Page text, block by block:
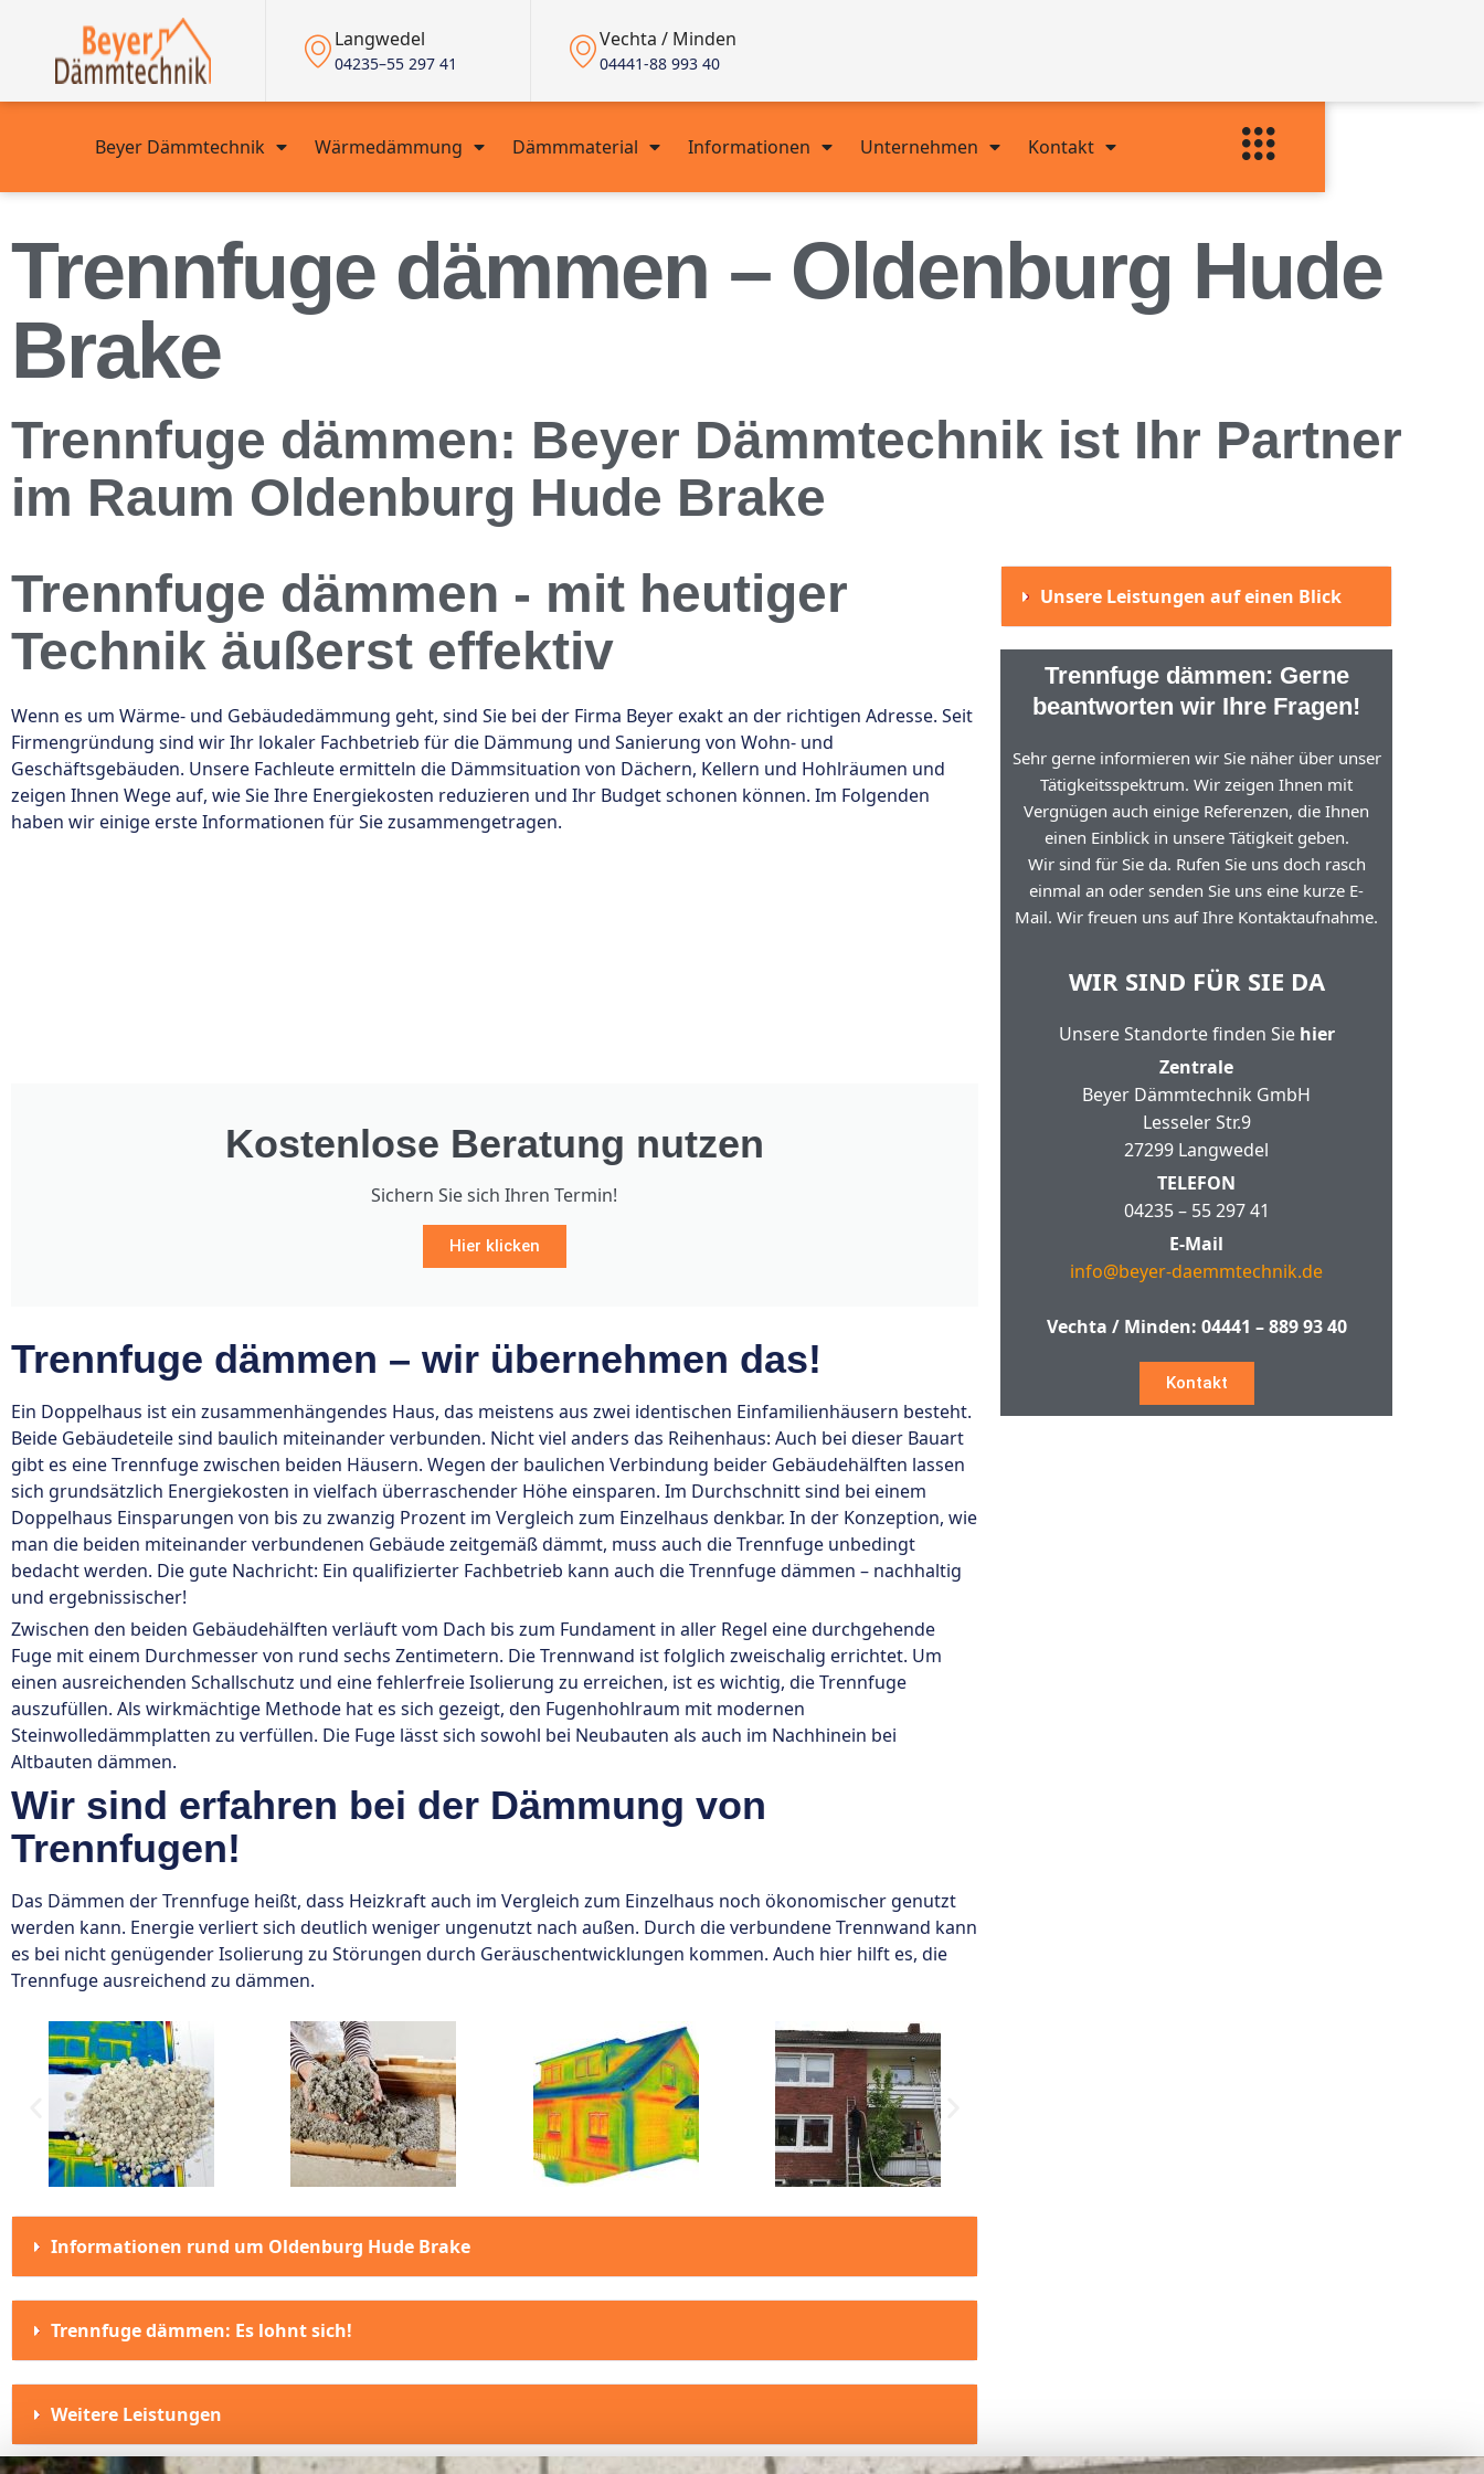
Langwedel
04235–55 297 41
Vechta / Minden
04441-88 993 40
Beyer Dämmtechnik Wärmedämmung Dämmmaterial Informationen Unternehmen Kontakt
Trennfuge dämmen – Oldenburg Hude
Brake
Trennfuge dämmen: Beyer Dämmtechnik ist Ihr Partner
im Raum Oldenburg Hude Brake
Trennfuge dämmen - mit heutiger
Technik äußerst effektiv
Wenn es um Wärme- und Gebäudedämmung geht, sind Sie bei der Firma Beyer exakt an der richtigen Adresse. Seit
Firmengründung sind wir Ihr lokaler Fachbetrieb für die Dämmung und Sanierung von Wohn- und
Geschäftsgebäuden. Unsere Fachleute ermitteln die Dämmsituation von Dächern, Kellern und Hohlräumen und
zeigen Ihnen Wege auf, wie Sie Ihre Energiekosten reduzieren und Ihr Budget schonen können. Im Folgenden
haben wir einige erste Informationen für Sie zusammengetragen.
Kostenlose Beratung nutzen
Sichern Sie sich Ihren Termin!
Hier klicken
Trennfuge dämmen – wir übernehmen das!
Ein Doppelhaus ist ein zusammenhängendes Haus, das meistens aus zwei identischen Einfamilienhäusern besteht.
Beide Gebäudeteile sind baulich miteinander verbunden. Nicht viel anders das Reihenhaus: Auch bei dieser Bauart
gibt es eine Trennfuge zwischen beiden Häusern. Wegen der baulichen Verbindung beider Gebäudehälften lassen
sich grundsätzlich Energiekosten in vielfach überraschender Höhe einsparen. Im Durchschnitt sind bei einem
Doppelhaus Einsparungen von bis zu zwanzig Prozent im Vergleich zum Einzelhaus denkbar. In der Konzeption, wie
man die beiden miteinander verbundenen Gebäude zeitgemäß dämmt, muss auch die Trennfuge unbedingt
bedacht werden. Die gute Nachricht: Ein qualifizierter Fachbetrieb kann auch die Trennfuge dämmen – nachhaltig
und ergebnissischer!
Zwischen den beiden Gebäudehälften verläuft vom Dach bis zum Fundament in aller Regel eine durchgehende
Fuge mit einem Durchmesser von rund sechs Zentimetern. Die Trennwand ist folglich zweischalig errichtet. Um
einen ausreichenden Schallschutz und eine fehlerfreie Isolierung zu erreichen, ist es wichtig, die Trennfuge
auszufüllen. Als wirkmächtige Methode hat es sich gezeigt, den Fugenhohlraum mit modernen
Steinwolledämmplatten zu verfüllen. Die Fuge lässt sich sowohl bei Neubauten als auch im Nachhinein bei
Altbauten dämmen.
Wir sind erfahren bei der Dämmung von
Trennfugen!
Das Dämmen der Trennfuge heißt, dass Heizkraft auch im Vergleich zum Einzelhaus noch ökonomischer genutzt
werden kann. Energie verliert sich deutlich weniger ungenutzt nach außen. Durch die verbundene Trennwand kann
es bei nicht genügender Isolierung zu Störungen durch Geräuschentwicklungen kommen. Auch hier hilft es, die
Trennfuge ausreichend zu dämmen.
Informationen rund um Oldenburg Hude Brake
Trennfuge dämmen: Es lohnt sich!
Weitere Leistungen
Unsere Leistungen auf einen Blick
Trennfuge dämmen: Gerne
beantworten wir Ihre Fragen!
Sehr gerne informieren wir Sie näher über unser
Tätigkeitsspektrum. Wir zeigen Ihnen mit
Vergnügen auch einige Referenzen, die Ihnen
einen Einblick in unsere Tätigkeit geben.
Wir sind für Sie da. Rufen Sie uns doch rasch
einmal an oder senden Sie uns eine kurze E-
Mail. Wir freuen uns auf Ihre Kontaktaufnahme.
WIR SIND FÜR SIE DA
Unsere Standorte finden Sie hier
Zentrale
Beyer Dämmtechnik GmbH
Lesseler Str.9
27299 Langwedel
TELEFON
04235 – 55 297 41
E-Mail
info@beyer-daemmtechnik.de
Vechta / Minden: 04441 – 889 93 40
Kontakt